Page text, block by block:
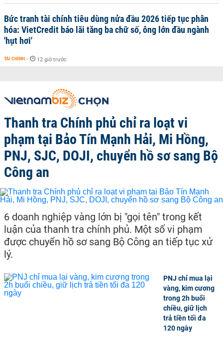
Bức tranh tài chính tiêu dùng nửa đầu 2026 tiếp tục phân
hóa: VietCredit báo lãi tăng ba chữ số, ông lớn đầu ngành
'hụt hơi'
TÀI CHÍNH - 12 giờ trước
Thanh tra Chính phủ chỉ ra loạt vi
phạm tại Bảo Tín Mạnh Hải, Mi Hồng,
PNJ, SJC, DOJI, chuyển hồ sơ sang Bộ
Công an
6 doanh nghiệp vàng lớn bị "gọi tên" trong kết
luận của thanh tra chính phủ. Một số vi phạm
được chuyển hồ sơ sang Bộ Công an tiếp tục xử
lý.
PNJ chỉ mua lại
vàng, kim cương
trong 2h buổi
chiều, giữ lịch
trả tiền tối đa
120 ngày